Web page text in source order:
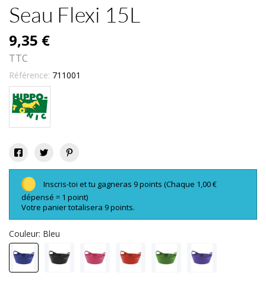
Seau Flexi 15L
9,35 €
TTC
Référence: 711001
Inscris-toi et tu gagneras 9 points (Chaque 1,00 €
dépensé = 1 point)
Votre panier totalisera 9 points.
Couleur: Bleu